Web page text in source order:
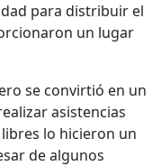
para distribuir el
un lugar
se convirtió en un
asistencias
lo hicieron un
de algunos